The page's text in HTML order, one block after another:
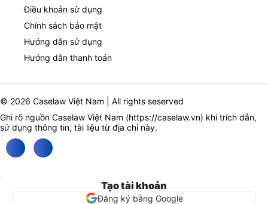
Điều khoản sử dụng
Chính sách bảo mật
Hướng dẫn sử dụng
Hướng dẫn thanh toán
© 2026 Caselaw Việt Nam | All rights seserved
Ghi rõ nguồn Caselaw Việt Nam (https://caselaw.vn) khi trích dẫn,
sử dụng thông tin, tài liệu từ địa chỉ này.
Tạo tài khoản
Đăng ký bằng Google